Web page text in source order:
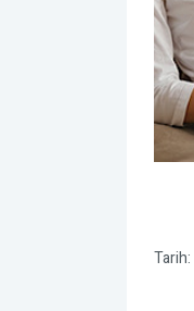
Tarih: